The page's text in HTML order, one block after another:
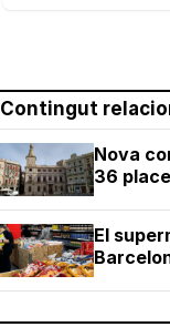
Contingut
Nova
36
El